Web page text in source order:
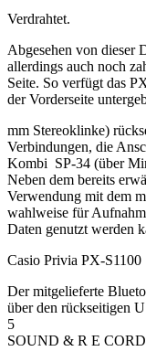
Verdrahtet.
Abgesehen von dieser
allerdings auch noch
Seite. So verfügt das
der Vorderseite
mm Stereoklinke)
Verbindungen, die
Kombi SP-34 (über
Neben dem bereits
Verwendung mit dem
wahlweise für
Daten genutzt werden
Casio Privia PX-S1100
Der mitgelieferte
über den rückseitigen
5
SOUND & R E